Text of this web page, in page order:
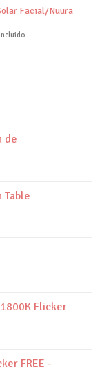
Facial/Nuura
de
Table
Flicker
FREE -